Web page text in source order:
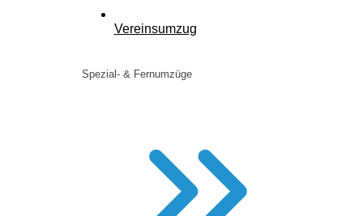
Vereinsumzug
Spezial- & Fernumzüge